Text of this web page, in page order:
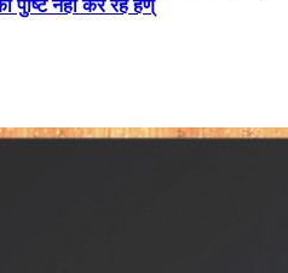
पुष्टि नहीं कर रहे हैण्